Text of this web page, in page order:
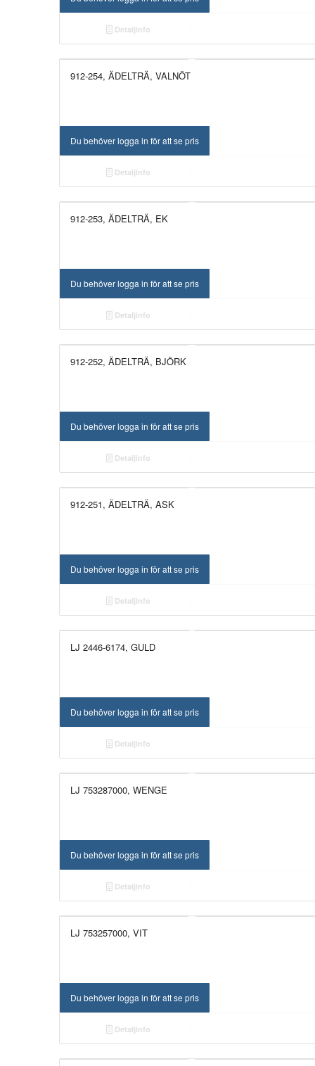
Detaljinfo
912-254, ÄDELTRÄ, VALNÖT
Du behöver logga in för att se pris
Detaljinfo
912-253, ÄDELTRÄ, EK
Du behöver logga in för att se pris
Detaljinfo
912-252, ÄDELTRÄ, BJÖRK
Du behöver logga in för att se pris
Detaljinfo
912-251, ÄDELTRÄ, ASK
Du behöver logga in för att se pris
Detaljinfo
LJ 2446-6174, GULD
Du behöver logga in för att se pris
Detaljinfo
LJ 753287000, WENGE
Du behöver logga in för att se pris
Detaljinfo
LJ 753257000, VIT
Du behöver logga in för att se pris
Detaljinfo